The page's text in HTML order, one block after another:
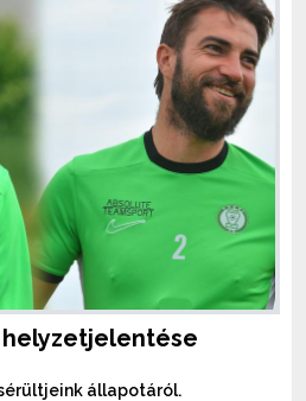
helyzetjelentése
állapotáról.